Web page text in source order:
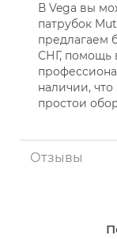
В Vega вы
патрубок
предлагаем
СНГ, помощь
наличии,
простои
Отзывы